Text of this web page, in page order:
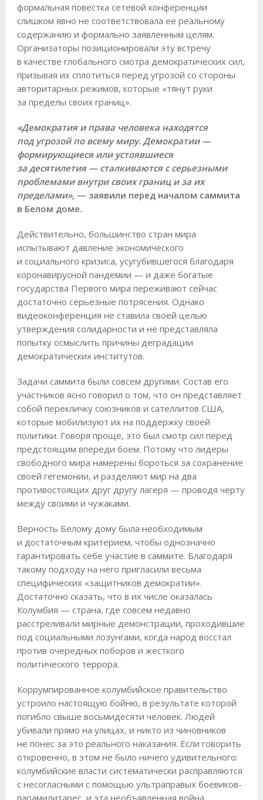
формальная повестка сетевой конференции
слишком явно не соответствовала ее реальному
содержанию и формально заявленным целям.
Организаторы позиционировали эту встречу
в качестве глобального смотра демократических сил,
призывая их сплотиться перед угрозой со стороны
авторитарных режимов, которые «тянут руки
за пределы своих границ».
«Демократия и права человека находятся
под угрозой по всему миру. Демократии —
формирующиеся или устоявшиеся
за десятилетия — сталкиваются с серьезными
проблемами внутри своих границ и за их
пределами»,— заявили перед началом саммита
в Белом доме.
Действительно, большинство стран мира
испытывают давление экономического
и социального кризиса, усугубившегося благодаря
коронавирусной пандемии — и даже богатые
государства Первого мира переживают сейчас
достаточно серьезные потрясения. Однако
видеоконференция не ставила своей целью
утверждения солидарности и не представляла
попытку осмыслить причины деградации
демократических институтов.
Задачи саммита были совсем другими. Состав его
участников ясно говорил о том, что он представляет
собой перекличку союзников и сателлитов США,
которые мобилизуют их на поддержку своей
политики. Говоря проще, это был смотр сил перед
предстоящим впереди боем. Потому что лидеры
свободного мира намерены бороться за сохранение
своей гегемонии, и разделяют мир на два
противостоящих друг другу лагеря — проводя черту
между своими и чужаками.
Верность Белому дому была необходимым
и достаточным критерием, чтобы однозначно
гарантировать себе участие в саммите. Благодаря
такому подходу на него пригласили весьма
специфических «защитников демократии».
Достаточно сказать, что в их числе оказалась
Колумбия — страна, где совсем недавно
расстреливали мирные демонстрации, проходившие
под социальными лозунгами, когда народ восстал
против очередных поборов и жесткого
политического террора.
Коррумпированное колумбийское правительство
устроило настоящую бойню, в результате которой
погибло свыше восьмидесяти человек. Людей
убивали прямо на улицах, и никто из чиновников
не понес за это реального наказания. Если говорить
откровенно, в этом не было ничего удивительного:
колумбийские власти систематически расправляются
с несогласными с помощью ультраправых боевиков-
парамилитарес, и эта необъявленная война